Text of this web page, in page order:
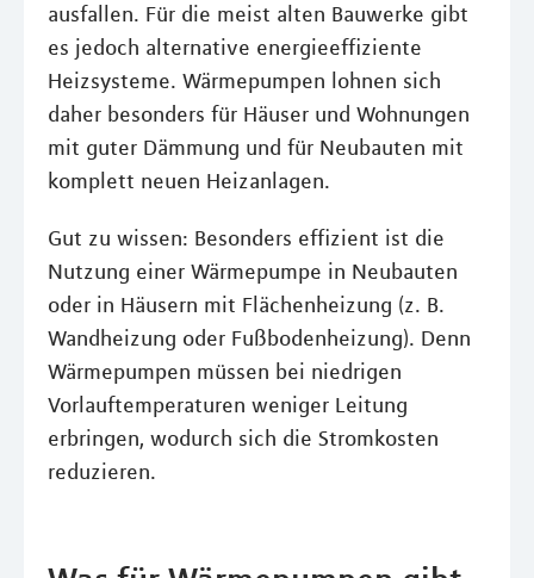
ausfallen. Für die meist alten Bauwerke gibt
es jedoch alternative energieeffiziente
Heizsysteme. Wärmepumpen lohnen sich
daher besonders für Häuser und Wohnungen
mit guter Dämmung und für Neubauten mit
komplett neuen Heizanlagen.
Gut zu wissen: Besonders effizient ist die
Nutzung einer Wärmepumpe in Neubauten
oder in Häusern mit Flächenheizung (z. B.
Wandheizung oder Fußbodenheizung). Denn
Wärmepumpen müssen bei niedrigen
Vorlauftemperaturen weniger Leitung
erbringen, wodurch sich die Stromkosten
reduzieren.